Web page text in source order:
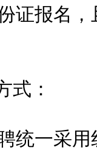
证报名
：
一采用